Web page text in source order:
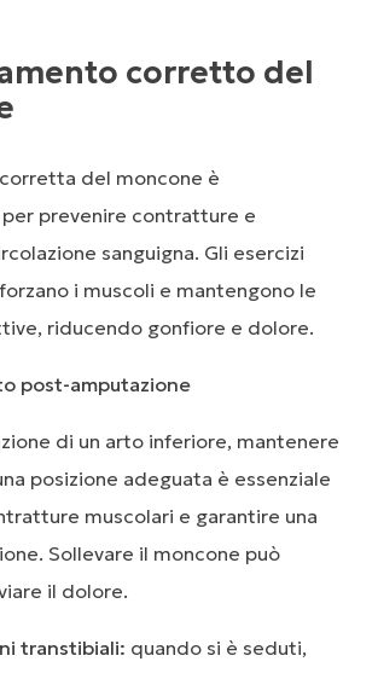
corretto del
del moncone è
prevenire contratture e
sanguigna. Gli esercizi
i muscoli e mantengono le
riducendo gonfiore e dolore.
post-amputazione
di un arto inferiore, mantenere
posizione adeguata è essenziale
muscolari e garantire una
Sollevare il moncone può
il dolore.
transtibiali: quando si è seduti,